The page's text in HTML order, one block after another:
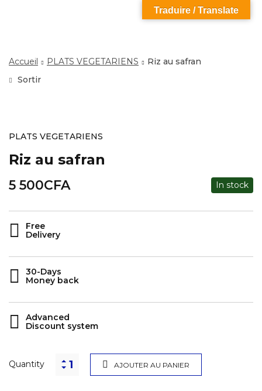
Accueil PLATS VEGETARIENS
Riz au safran
Sortir
PLATS VEGETARIENS
Riz au safran
5 500CFA In stock
Free
Delivery
30-Days
Money back
Advanced
Discount system
Quantity AJOUTER AU PANIER
Traduire / Translate